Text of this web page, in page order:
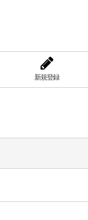
新規登録